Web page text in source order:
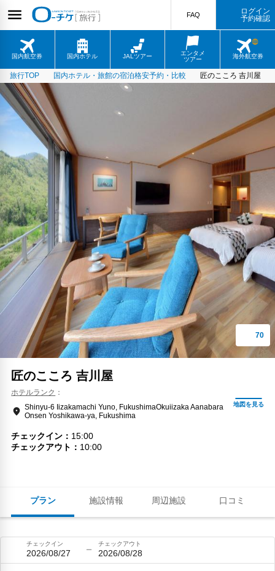
国内航空券 国内ホテル JALツアー
エンタメ
ツアー
海外航空券
FAQ
ログイン
予約確認
旅行TOP 国内ホテル・旅館の宿泊格安予約・比較 匠のこころ 吉川屋
プラン 施設情報 周辺施設 口コミ
匠のこころ 吉川屋
ホテルランク
Shinyu-6 Iizakamachi Yuno, FukushimaOkuiizaka Aanabara
Onsen Yoshikawa-ya, Fukushima
チェックイン
15:00
チェックアウト
10:00
チェックイン
2026/08/27
チェックアウト
2026/08/28